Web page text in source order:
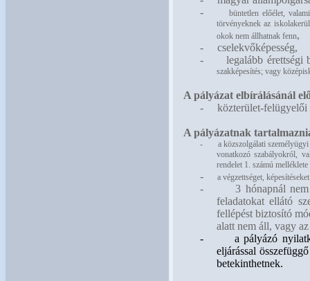
-
büntetlen előélet,
törvényeknek az
okok nem állhatnak fenn,
-
cselekvőképesség,
-
legalább érettségi
szakképesítés; vagy
A pályázat elbírálásánál
-
közterület-felügyelői
A pályázatnak
- a közszolgálati
vonatkozó szabályokról,
rendelet 1. számú
- a végzettséget,
-
3 hónapnál
feladatokat ellátó
fellépést biztosító
alatt nem áll, vagy
-
a pályázó
eljárással
betekinthetnek.